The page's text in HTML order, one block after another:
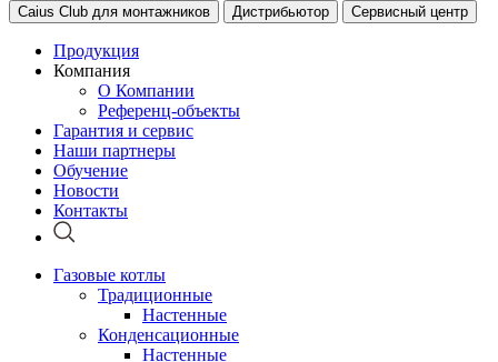
Caius Club для монтажников Дистрибьютор Сервисный центр
Продукция
Компания
О Компании
Референц-объекты
Гарантия и сервис
Наши партнеры
Обучение
Новости
Контакты
Газовые котлы
Традиционные
Настенные
Конденсационные
Настенные